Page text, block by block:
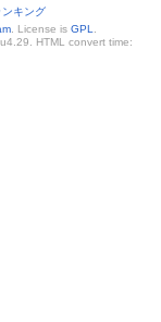
キング
. License is GPL
HTML convert time: